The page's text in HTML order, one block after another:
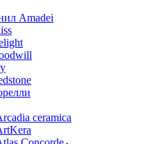
Amadei
ceramica